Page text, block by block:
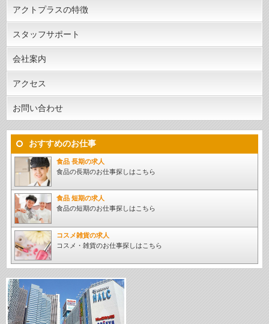
アクトプラスの特徴
スタッフサポート
会社案内
アクセス
お問い合わせ
おすすめのお仕事
食品 長期の求人
食品の長期のお仕事探しはこちら
食品 短期の求人
食品の短期のお仕事探しはこちら
コスメ雑貨の求人
コスメ・雑貨のお仕事探しはこちら